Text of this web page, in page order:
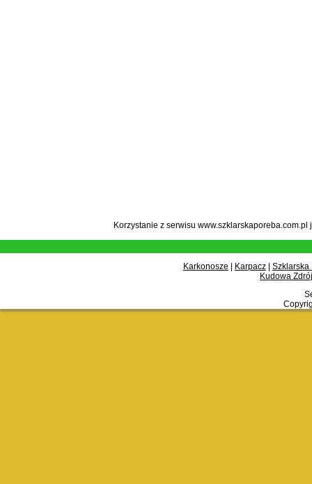
Korzystanie z serwisu
Karkonosze Karpacz
Szklarska
Kudowa